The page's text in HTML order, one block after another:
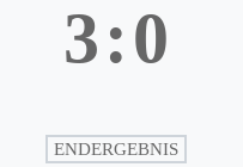
3:0
ENDERGEBNIS